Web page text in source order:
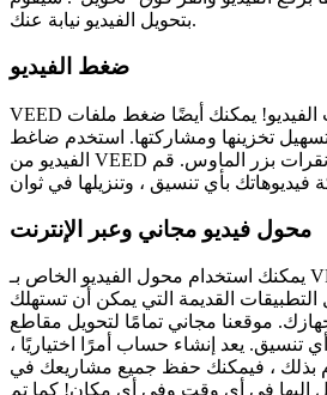
بتحويل الفيديو نيابة عنك.
ضغط الفيديو
VEED ليس مجرد محول ملفات الفيديو! يمكنك أيضًا ضغط ملفات
تخزينها ومشاركتها. استخدم ضاغط
الفيديو من VEED لتقليل حجم ملفاتك ببضع نقرات بزر الماوس. قم
محول فيديو مجاني وعبر الإنترنت
يمكنك استخدام محول الفيديو الخاص بـ VEED مباشرة من
القديمة التي يمكن أن تستهلك
موقعنا مجاني تمامًا لتحويل مقاطع
تنسيق. يعد إنشاء حساب أمرًا اختياريًا ،
بذلك ، فيمكنك حفظ جميع مشاريعك في
إليها في أي وقت وفي أي مكان! كما تم